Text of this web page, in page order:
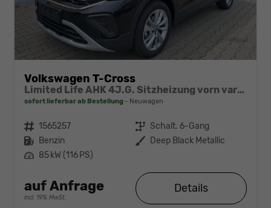
Volkswagen T-Cross
Limited Life AHK 4J.G. Sitzheizung vorn variabler Ladeboden PDC Radio 17 Zoll LM
sofort lieferbar ab Bestellung Neuwagen
Fahrzeugnr. 1565257 Getriebe Schalt. 6-Gang
Kraftstoff Benzin Außenfarbe Deep Black Metallic
Leistung 85 kW (116 PS)
auf Anfrage
incl. 19% MwSt.
Details